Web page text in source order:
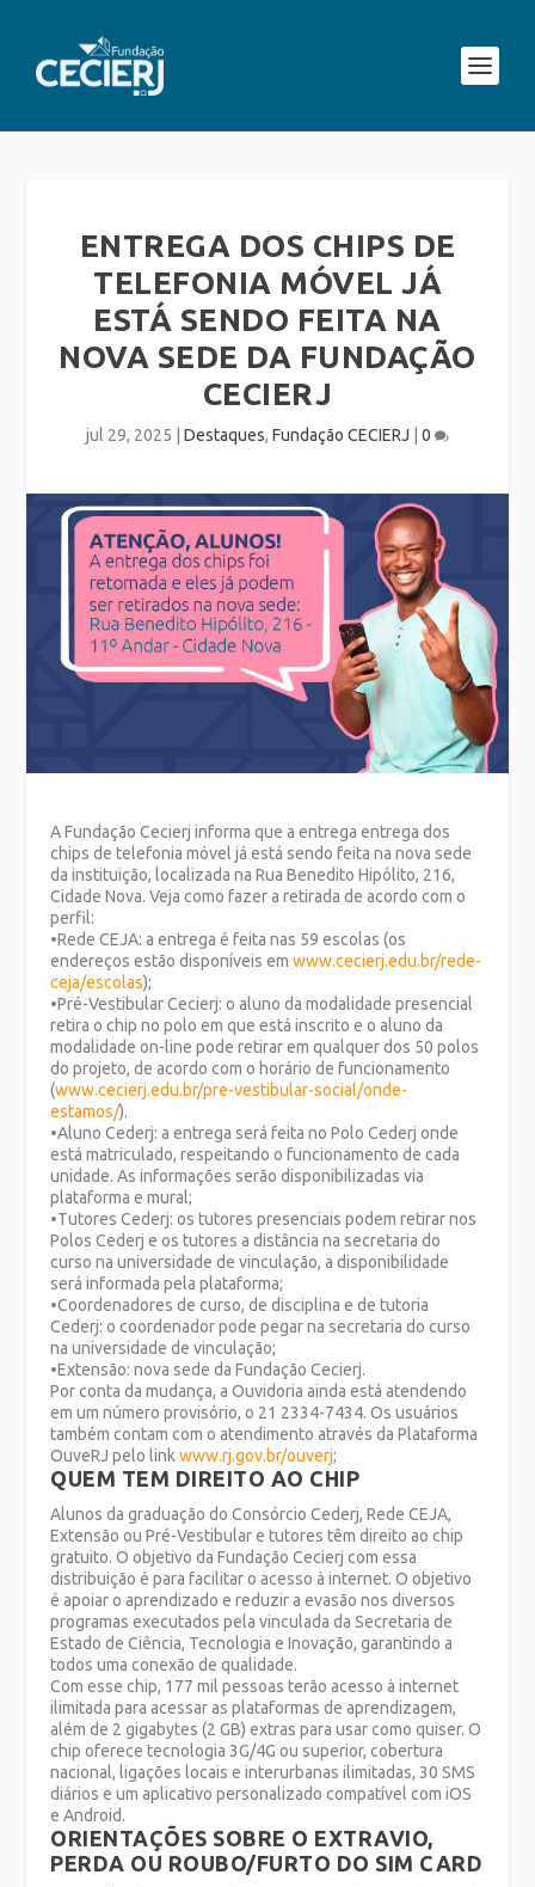
ENTREGA DOS CHIPS DE
TELEFONIA MÓVEL JÁ
ESTÁ SENDO FEITA NA
NOVA SEDE DA FUNDAÇÃO
CECIERJ
jul 29, 2025 Destaques, Fundação CECIERJ 0
A Fundação Cecierj informa que a entrega entrega dos
chips de telefonia móvel já está sendo feita na nova sede
da instituição, localizada na Rua Benedito Hipólito, 216,
Cidade Nova. Veja como fazer a retirada de acordo com o
perfil:
•Rede CEJA: a entrega é feita nas 59 escolas (os
endereços estão disponíveis emwww.cecierj.edu.br/rede-
ceja/escolas);
•Pré-Vestibular Cecierj: o aluno da modalidade presencial
retira o chip no polo em que está inscrito e o aluno da
modalidade on-line pode retirar em qualquer dos 50 polos
do projeto, de acordo com o horário de funcionamento
(www.cecierj.edu.br/pre-vestibular-social/onde-
estamos/).
•Aluno Cederj: a entrega será feita no Polo Cederj onde
está matriculado, respeitando o funcionamento de cada
unidade. As informações serão disponibilizadas via
plataforma e mural;
•Tutores Cederj: os tutores presenciais podem retirar nos
Polos Cederj e os tutores a distância na secretaria do
curso na universidade de vinculação, a disponibilidade
será informada pela plataforma;
•Coordenadores de curso, de disciplina e de tutoria
Cederj: o coordenador pode pegar na secretaria do curso
na universidade de vinculação;
•Extensão: nova sede da Fundação Cecierj.
Por conta da mudança, a Ouvidoria ainda está atendendo
em um número provisório, o 21 2334-7434. Os usuários
também contam com o atendimento através da Plataforma
OuveRJ pelo linkwww.rj.gov.br/ouverj;
QUEM TEM DIREITO AO CHIP
Alunos da graduação do Consórcio Cederj, Rede CEJA,
Extensão ou Pré-Vestibular e tutores têm direito ao chip
gratuito. O objetivo da Fundação Cecierj com essa
distribuição é para facilitar o acesso à internet. O objetivo
é apoiar o aprendizado e reduzir a evasão nos diversos
programas executados pela vinculada da Secretaria de
Estado de Ciência, Tecnologia e Inovação, garantindo a
todos uma conexão de qualidade.
Com esse chip, 177 mil pessoas terão acesso à internet
ilimitada para acessar as plataformas de aprendizagem,
além de 2 gigabytes (2 GB) extras para usar como quiser. O
chip oferece tecnologia 3G/4G ou superior, cobertura
nacional, ligações locais e interurbanas ilimitadas, 30 SMS
diários e um aplicativo personalizado compatível com iOS
e Android.
ORIENTAÇÕES SOBRE O EXTRAVIO,
PERDA OU ROUBO/FURTO DO SIM CARD